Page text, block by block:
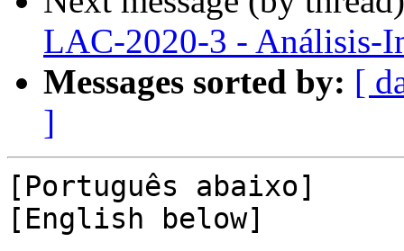
LAC-2020-3 - Análisis-
Messages sorted by: [
]
[Português abaixo]
[English below]